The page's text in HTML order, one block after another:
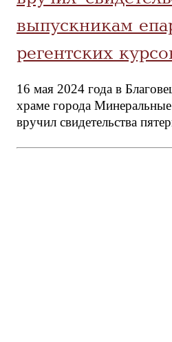
выпускникам
регентских
16 мая 2024 года в
храме города
вручил свидетельства